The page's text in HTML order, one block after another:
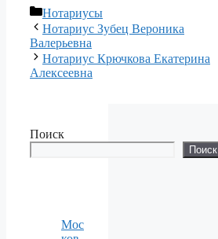
Рубрики
Нотариусы
Нотариус Зубец Вероника
Валерьевна
Нотариус Крючкова Екатерина
Алексеевна
Поиск
Поиск
Мос